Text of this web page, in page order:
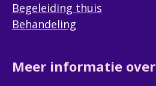
Begeleiding thuis
Behandeling
Meer informatie over